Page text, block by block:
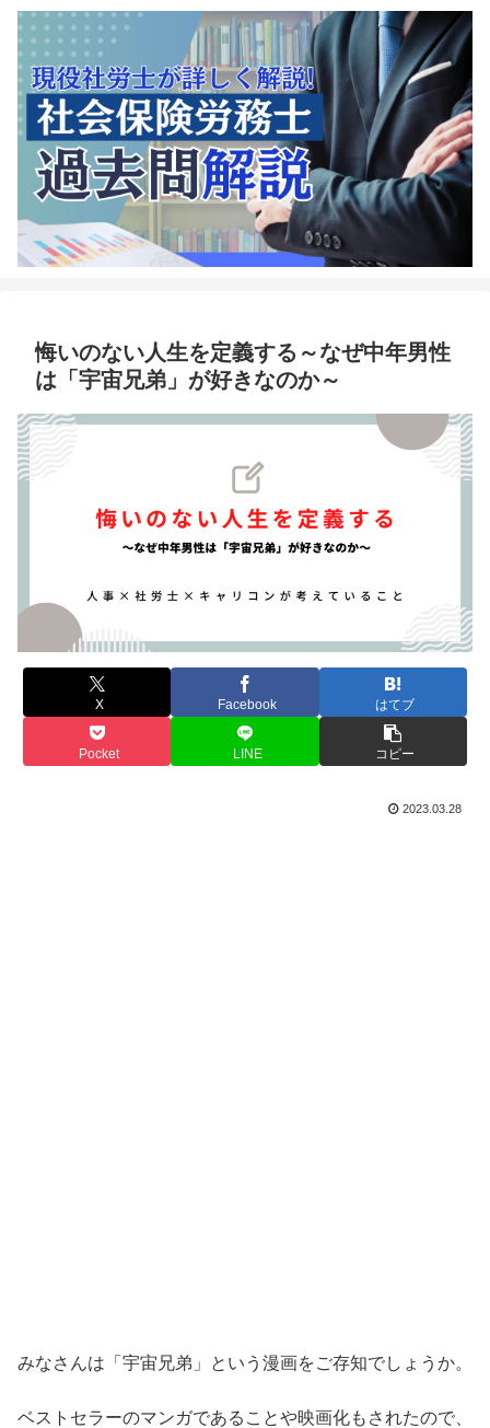
悔いのない人生を定義する～なぜ中年男性
は「宇宙兄弟」が好きなのか～
X Facebook はてブ
Pocket LINE コピー
2023.03.28
みなさんは「宇宙兄弟」という漫画をご存知でしょうか。
ベストセラーのマンガであることや映画化もされたので、